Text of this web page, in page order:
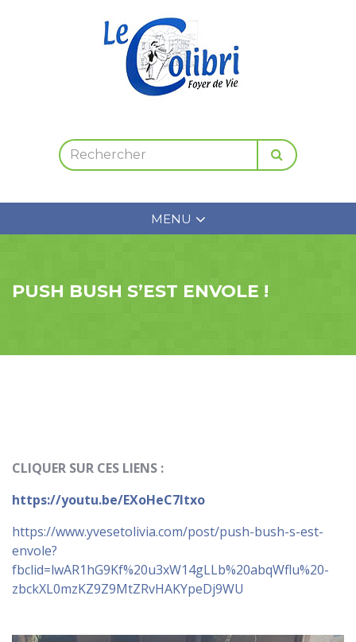
MENU
PUSH BUSH S’EST ENVOLE !
CLIQUER SUR CES LIENS :
https://youtu.be/EXoHeC7ltxo
https://www.yvesetolivia.com/post/push-bush-s-est-
envole?
fbclid=lwAR1hG9Kf%20u3xW14gLLb%20abqWflu%20-
zbckXL0mzKZ9Z9MtZRvHAKYpeDj9WU